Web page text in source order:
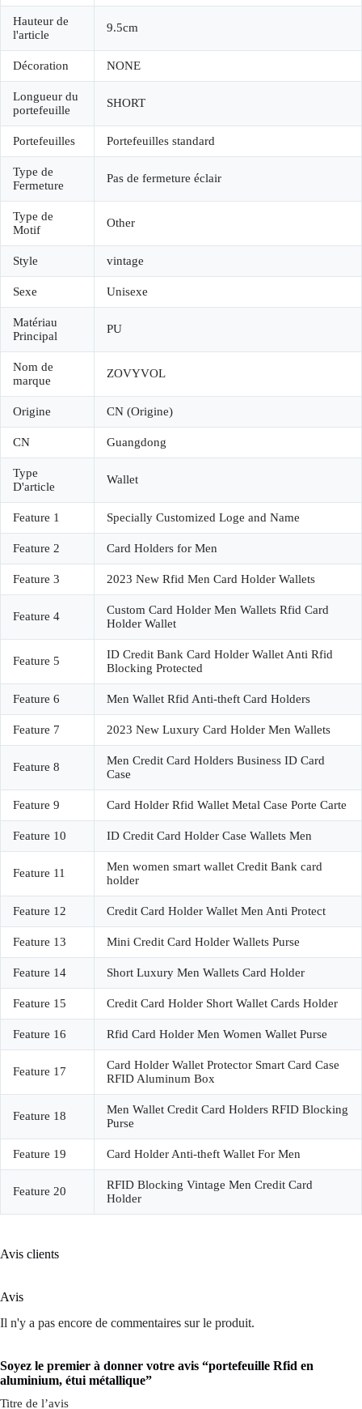
Hauteur de
l'article
9.5cm
Décoration NONE
Longueur du
portefeuille
SHORT
Portefeuilles Portefeuilles standard
Type de
Fermeture
Pas de fermeture éclair
Type de
Motif
Other
Style vintage
Sexe Unisexe
Matériau
Principal
PU
Nom de
marque
ZOVYVOL
Origine CN (Origine)
CN Guangdong
Type
D'article
Wallet
Feature 1 Specially Customized Loge and Name
Feature 2 Card Holders for Men
Feature 3 2023 New Rfid Men Card Holder Wallets
Feature 4
Custom Card Holder Men Wallets Rfid Card
Holder Wallet
Feature 5
ID Credit Bank Card Holder Wallet Anti Rfid
Blocking Protected
Feature 6 Men Wallet Rfid Anti-theft Card Holders
Feature 7 2023 New Luxury Card Holder Men Wallets
Feature 8
Men Credit Card Holders Business ID Card
Case
Feature 9 Card Holder Rfid Wallet Metal Case Porte Carte
Feature 10 ID Credit Card Holder Case Wallets Men
Feature 11
Men women smart wallet Credit Bank card
holder
Feature 12 Credit Card Holder Wallet Men Anti Protect
Feature 13 Mini Credit Card Holder Wallets Purse
Feature 14 Short Luxury Men Wallets Card Holder
Feature 15 Credit Card Holder Short Wallet Cards Holder
Feature 16 Rfid Card Holder Men Women Wallet Purse
Feature 17
Card Holder Wallet Protector Smart Card Case
RFID Aluminum Box
Feature 18
Men Wallet Credit Card Holders RFID Blocking
Purse
Feature 19 Card Holder Anti-theft Wallet For Men
Feature 20
RFID Blocking Vintage Men Credit Card
Holder
Avis clients
Avis
Il n'y a pas encore de commentaires sur le produit.
Soyez le premier à donner votre avis “portefeuille Rfid en
aluminium, étui métallique”
Titre de l’avis